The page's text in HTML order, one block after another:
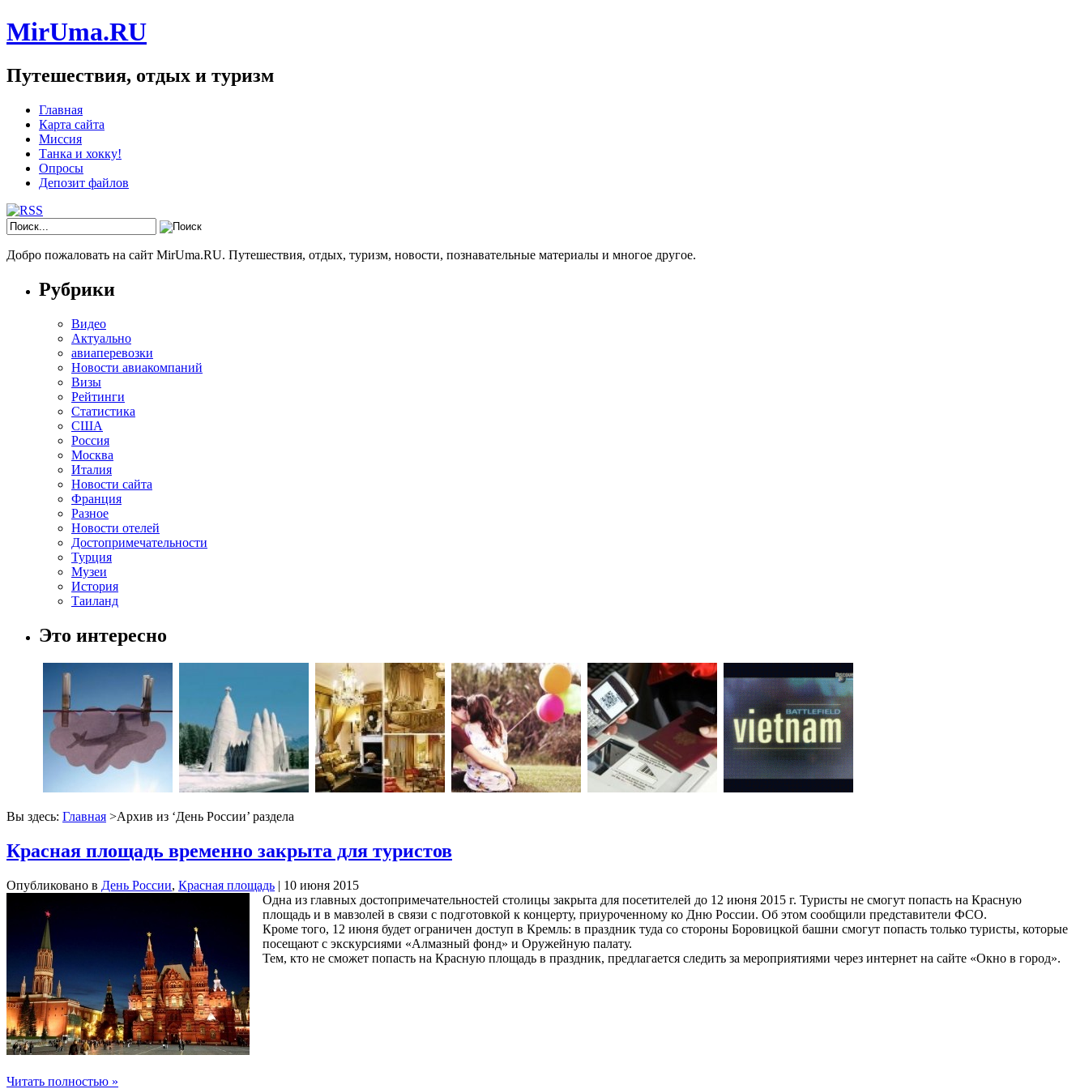
MirUma.RU
Путешествия, отдых и туризм
Главная
Карта сайта
Миссия
Танка и хокку!
Опросы
Депозит файлов
Добро пожаловать на сайт MirUma.RU. Путешествия, отдых, туризм, новости, познавательные материалы и многое другое.
Рубрики
Видео
Актуально
авиаперевозки
Новости авиакомпаний
Визы
Рейтинги
Статистика
США
Россия
Москва
Италия
Новости сайта
Франция
Разное
Новости отелей
Достопримечательности
Турция
Музеи
История
Таиланд
Это интересно
Вы здесь: Главная >Архив из ‘День России’ раздела
Красная площадь временно закрыта для туристов
Опубликовано в День России, Красная площадь | 10 июня 2015
Одна из главных достопримечательностей столицы закрыта для посетителей до 12 июня 2015 г. Туристы не смогут попасть на Красную
площадь и в мавзолей в связи с подготовкой к концерту, приуроченному ко Дню России. Об этом сообщили представители ФСО.
Кроме того, 12 июня будет ограничен доступ в Кремль: в праздник туда со стороны Боровицкой башни смогут попасть только туристы, которые
посещают с экскурсиями «Алмазный фонд» и Оружейную палату.
Тем, кто не сможет попасть на Красную площадь в праздник, предлагается следить за мероприятиями через интернет на сайте «Окно в город».
Читать полностью »